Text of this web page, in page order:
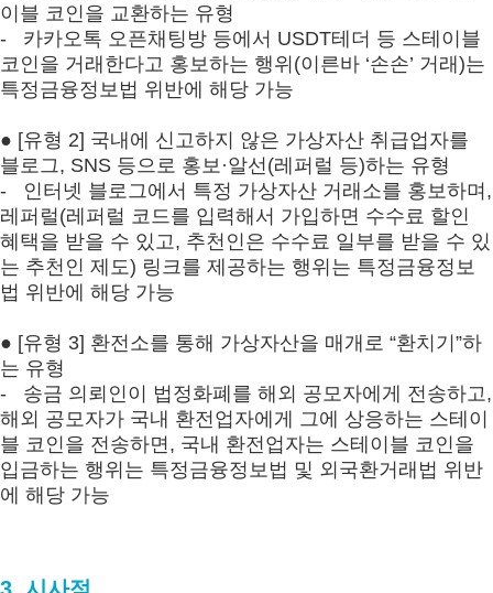
이블 코인을 교환하는 유형
- 카카오톡 오픈채팅방 등에서 USDT테더 등 스테이블
코인을 거래한다고 홍보하는 행위(이른바 ‘손손’ 거래)는
특정금융정보법 위반에 해당 가능
● [유형 2] 국내에 신고하지 않은 가상자산 취급업자를
블로그, SNS 등으로 홍보·알선(레퍼럴 등)하는 유형
- 인터넷 블로그에서 특정 가상자산 거래소를 홍보하며,
레퍼럴(레퍼럴 코드를 입력해서 가입하면 수수료 할인
혜택을 받을 수 있고, 추천인은 수수료 일부를 받을 수 있
는 추천인 제도) 링크를 제공하는 행위는 특정금융정보
법 위반에 해당 가능
● [유형 3] 환전소를 통해 가상자산을 매개로 “환치기”하
는 유형
- 송금 의뢰인이 법정화폐를 해외 공모자에게 전송하고,
해외 공모자가 국내 환전업자에게 그에 상응하는 스테이
블 코인을 전송하면, 국내 환전업자는 스테이블 코인을
입금하는 행위는 특정금융정보법 및 외국환거래법 위반
에 해당 가능